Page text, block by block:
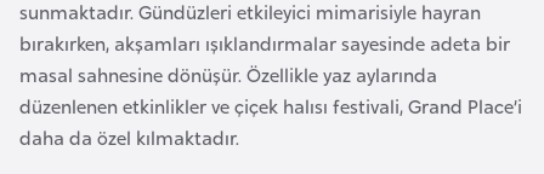
sunmaktadır. Gündüzleri etkileyici mimarisiyle hayran
bırakırken, akşamları ışıklandırmalar sayesinde adeta bir
masal sahnesine dönüşür. Özellikle yaz aylarında
düzenlenen etkinlikler ve çiçek halısı festivali, Grand Place’i
daha da özel kılmaktadır.
a
y
c
a
n